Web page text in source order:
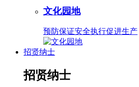
文化园地
预防保证安全执行促进生产
招贤纳士
招贤纳士